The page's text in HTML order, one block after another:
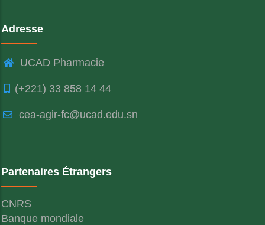
Adresse
UCAD Pharmacie
(+221) 33 858 14 44
cea-agir-fc@ucad.edu.sn
Partenaires Étrangers
CNRS
Banque mondiale